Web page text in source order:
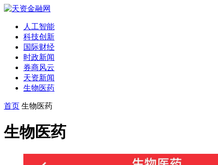
人工智能
科技创新
国际财经
时政新闻
券商风云
天资新闻
生物医药
首页 生物医药
生物医药